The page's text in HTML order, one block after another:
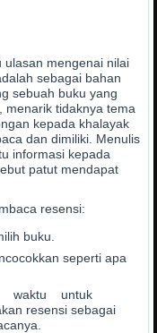
ulasan mengenai nilai
sebagai bahan
sebuah buku yang
menarik tidaknya tema
kepada khalayak
dan dimiliki. Menulis
informasi kepada
patut mendapat
resensi:
buku.
seperti apa
waktu untuk
resensi sebagai